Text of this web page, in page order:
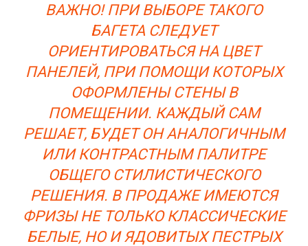
ВАЖНО! ПРИ ВЫБОРЕ ТАКОГО
БАГЕТА СЛЕДУЕТ
ОРИЕНТИРОВАТЬСЯ НА ЦВЕТ
ПАНЕЛЕЙ, ПРИ ПОМОЩИ КОТОРЫХ
ОФОРМЛЕНЫ СТЕНЫ В
ПОМЕЩЕНИИ. КАЖДЫЙ САМ
РЕШАЕТ, БУДЕТ ОН АНАЛОГИЧНЫМ
ИЛИ КОНТРАСТНЫМ ПАЛИТРЕ
ОБЩЕГО СТИЛИСТИЧЕСКОГО
РЕШЕНИЯ. В ПРОДАЖЕ ИМЕЮТСЯ
ФРИЗЫ НЕ ТОЛЬКО КЛАССИЧЕСКИЕ
БЕЛЫЕ, НО И ЯДОВИТЫХ ПЕСТРЫХ